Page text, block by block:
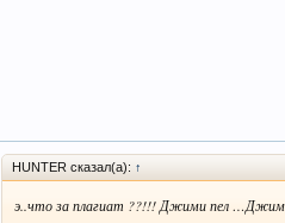
HUNTER сказал(а): ↑
э..что за плагиат ??!!! Джими пел